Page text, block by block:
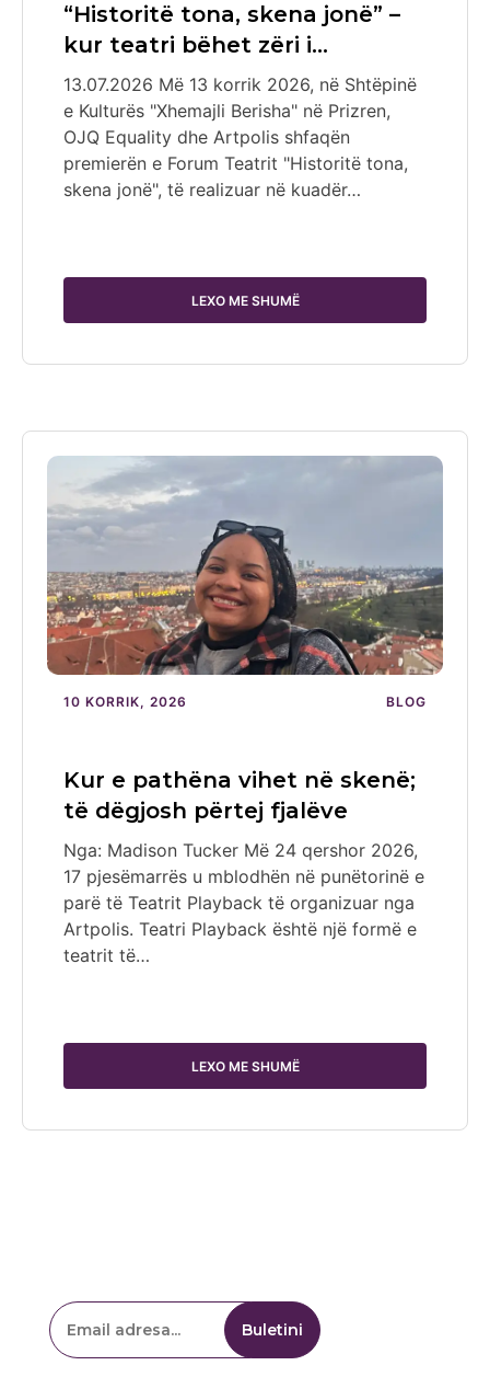
“Historitë tona, skena jonë” –
kur teatri bëhet zëri i…
13.07.2026 Më 13 korrik 2026, në Shtëpinë
e Kulturës "Xhemajli Berisha" në Prizren,
OJQ Equality dhe Artpolis shfaqën
premierën e Forum Teatrit "Historitë tona,
skena jonë", të realizuar në kuadër…
LEXO ME SHUMË
10 KORRIK, 2026 BLOG
Kur e pathëna vihet në skenë;
të dëgjosh përtej fjalëve
Nga: Madison Tucker Më 24 qershor 2026,
17 pjesëmarrës u mblodhën në punëtorinë e
parë të Teatrit Playback të organizuar nga
Artpolis. Teatri Playback është një formë e
teatrit të…
LEXO ME SHUMË